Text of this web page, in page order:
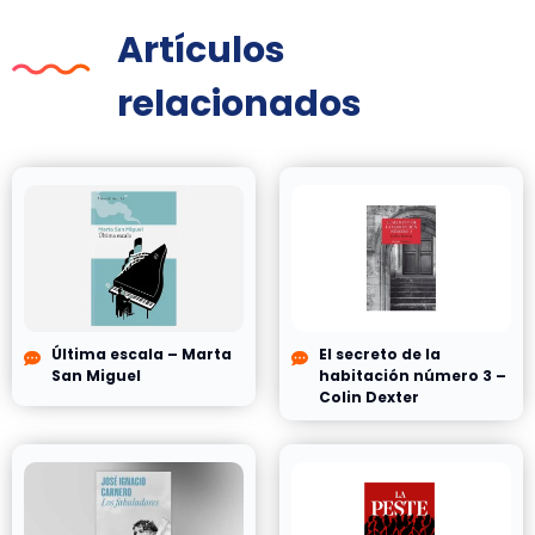
Artículos
relacionados
Última escala – Marta
San Miguel
El secreto de la
habitación número 3 –
Colin Dexter